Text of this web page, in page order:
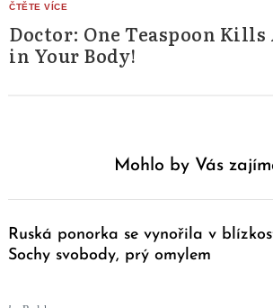
Doctor: One Teaspoon
in Your Body!
Mohlo by Vás
Ruská ponorka se vynořila v
Sochy svobody, prý omylem